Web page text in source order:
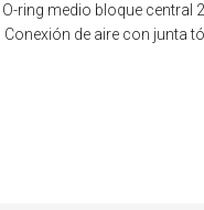
medio bloque central
de aire con junta